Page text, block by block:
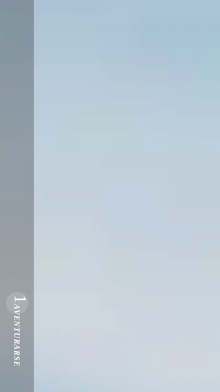
1
AVENTURARSE